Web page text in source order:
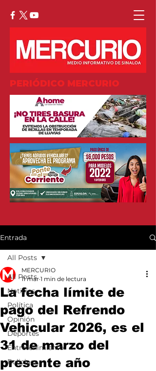
PERIÓDICO MERCURIO
Entrada
All Posts
Noticias
Política
Opinión
Deportes
Entretenimiento
Policiaca
All Posts
La fecha límite de
pago del Refrendo
Vehicular 2026, es el
31 de marzo del
presente año
MERCURIO
11 mar 1 min de lectura